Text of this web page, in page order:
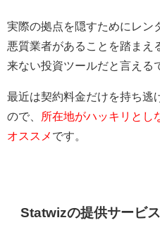
実際の拠点を隠すためにレン
悪質業者があることを踏まえ
来ない投資ツールだと言える
最近は契約料金だけを持ち逃
ので、
所在地がハッキリとし
オススメ です。
Statwizの提供サービス